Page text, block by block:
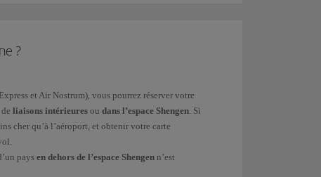
sur place. N'oubliez pas que notre service de
le départprogrammé du vol (90 minutes pour Lagos
?
et Air Nostrum), vous pourrez réserver votre
liaisons intérieures ou dans l’espace Shengen. Si
cher qu’à l’aéroport, et obtenir votre carte
paysen dehors de l’espace Shengen n’est